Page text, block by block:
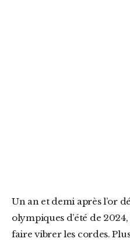
Un an et demi après l’or
olympiques d’été de 2024,
faire vibrer les cordes.